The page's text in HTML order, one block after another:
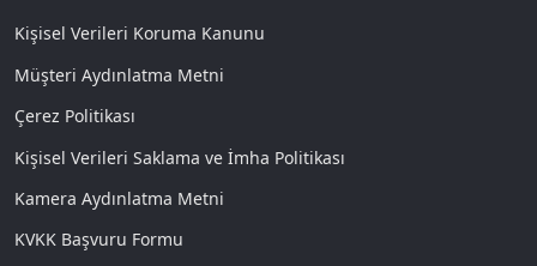
Kişisel Verileri Koruma Kanunu
Müşteri Aydınlatma Metni
Çerez Politikası
Kişisel Verileri Saklama ve İmha Politikası
Kamera Aydınlatma Metni
KVKK Başvuru Formu